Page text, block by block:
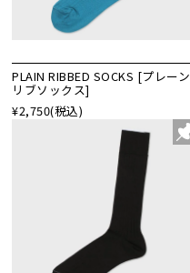
PLAIN RIBBED SOCKS [プレーン
リブソックス]
¥2,750(税込)